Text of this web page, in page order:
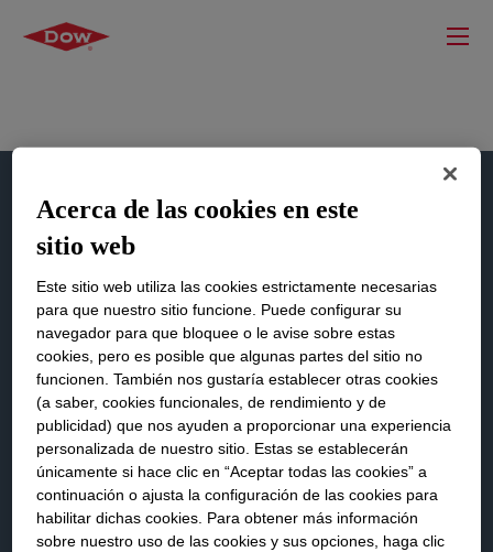
Modificadores de Impacto
Selector de Productos
Acerca de las cookies en este
sitio web
Este sitio web utiliza las cookies estrictamente necesarias
para que nuestro sitio funcione. Puede configurar su
navegador para que bloquee o le avise sobre estas
cookies, pero es posible que algunas partes del sitio no
funcionen. También nos gustaría establecer otras cookies
(a saber, cookies funcionales, de rendimiento y de
publicidad) que nos ayuden a proporcionar una experiencia
personalizada de nuestro sitio. Estas se establecerán
únicamente si hace clic en “Aceptar todas las cookies” a
continuación o ajusta la configuración de las cookies para
habilitar dichas cookies. Para obtener más información
sobre nuestro uso de las cookies y sus opciones, haga clic